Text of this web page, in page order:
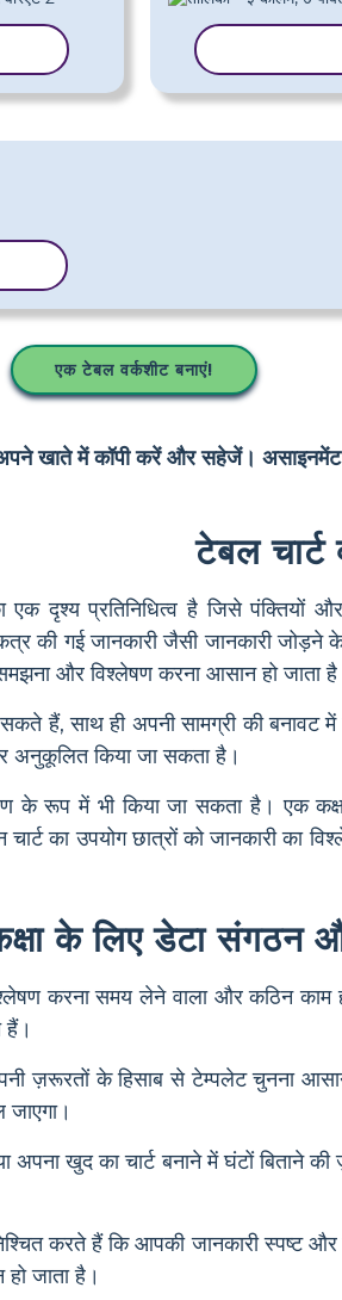
एक टेबल वर्कशीट बनाएं!
अपने खाते में कॉपी करें और सहेजें।
टेबल चार्ट
एक दृश्य प्रतिनिधित्व है जिसे पंक्तियों
की गई जानकारी जैसी जानकारी जोड़ने
और विश्लेषण करना आसान हो जाता
हैं, साथ ही अपनी सामग्री की
अनुकूलित किया जा सकता है।
के रूप में भी किया जा सकता है। एक
का उपयोग छात्रों को जानकारी का
के लिए डेटा संगठन
करना समय लेने वाला और कठिन
हैं।
ज़रूरतों के हिसाब से टेम्पलेट चुनना
खुद का चार्ट बनाने में घंटों बिताने
करते हैं कि आपकी जानकारी स्पष्ट
जाता है।